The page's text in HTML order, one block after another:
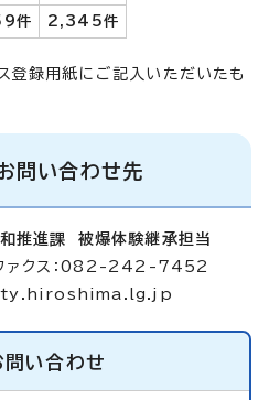
件 2,345件
登録用紙にご記入いただいたも
問い合わせ先
推進課 被爆体験継承担当
クス：082-242-7452
問い合わせ